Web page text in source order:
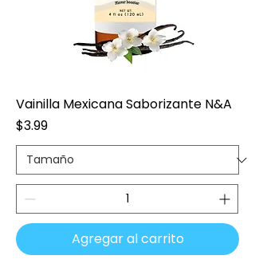
Vainilla Mexicana Saborizante N&A
Precio
$3.99
Agregar al carrito